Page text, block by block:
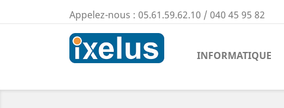
Appelez-nous : 05.61.59.62.10 / 040 45 95 82
INFORMATIQUE